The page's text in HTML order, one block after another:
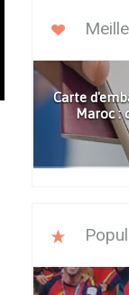
Carte
Maroc :